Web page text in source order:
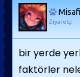
Ziyaretçi
bir yerde
faktörler